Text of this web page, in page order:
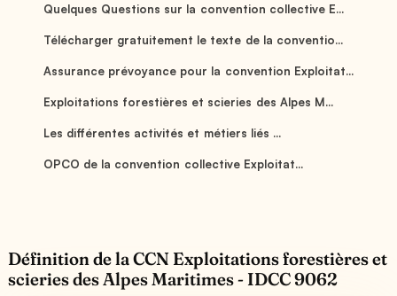
Quelques Questions sur la convention collective E...
Télécharger gratuitement le texte de la conventio...
Assurance prévoyance pour la convention Exploitat...
Exploitations forestières et scieries des Alpes M...
Les différentes activités et métiers liés ...
OPCO de la convention collective Exploitat...
Définition de la CCN Exploitations forestières et
scieries des Alpes Maritimes - IDCC 9062